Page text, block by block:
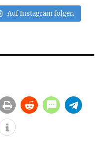
Auf Instagram folgen